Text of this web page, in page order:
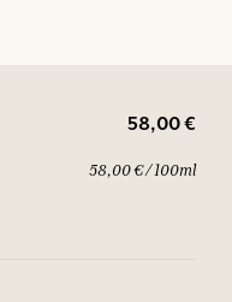
58,00 €
58,00 € / 100ml